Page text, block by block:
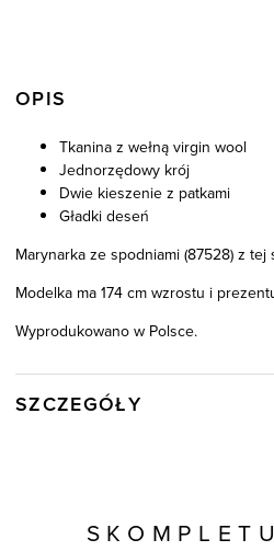
OPIS
Tkanina z wełną virgin wool
Jednorzędowy krój
Dwie kieszenie z patkami
Gładki deseń
Marynarka ze spodniami (87528) z
Modelka ma 174 cm wzrostu i
Wyprodukowano w Polsce.
SZCZEGÓŁY